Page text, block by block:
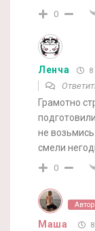
0
Ленча 8
Грамотно
не
смели
0
Автор
Маша